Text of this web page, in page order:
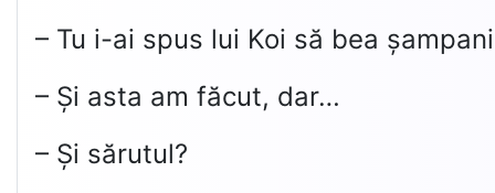
– Tu i-ai spus lui Koi să bea
– Și asta am făcut, dar…
– Și sărutul?